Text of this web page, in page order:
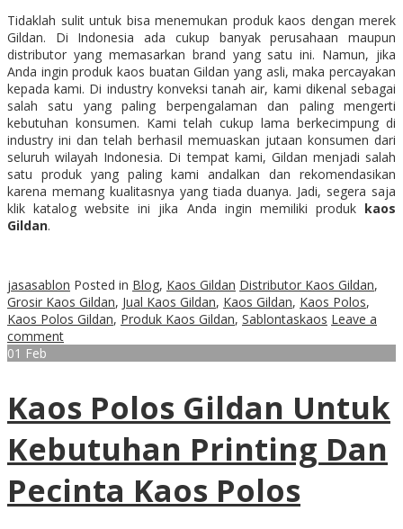
Tidaklah sulit untuk bisa menemukan produk kaos dengan merek
Gildan. Di Indonesia ada cukup banyak perusahaan maupun
distributor yang memasarkan brand yang satu ini. Namun, jika
Anda ingin produk kaos buatan Gildan yang asli, maka percayakan
kepada kami. Di industry konveksi tanah air, kami dikenal sebagai
salah satu yang paling berpengalaman dan paling mengerti
kebutuhan konsumen. Kami telah cukup lama berkecimpung di
industry ini dan telah berhasil memuaskan jutaan konsumen dari
seluruh wilayah Indonesia. Di tempat kami, Gildan menjadi salah
satu produk yang paling kami andalkan dan rekomendasikan
karena memang kualitasnya yang tiada duanya. Jadi, segera saja
klik katalog website ini jika Anda ingin memiliki produk kaos
Gildan.
jasasablon Posted in Blog, Kaos Gildan Distributor Kaos Gildan,
Grosir Kaos Gildan, Jual Kaos Gildan, Kaos Gildan, Kaos Polos,
Kaos Polos Gildan, Produk Kaos Gildan, Sablontaskaos Leave a
comment
01 Feb
Kaos Polos Gildan Untuk
Kebutuhan Printing Dan
Pecinta Kaos Polos